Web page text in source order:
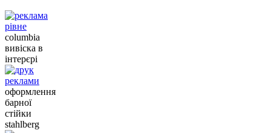
columbia
вивіска в
інтерєрі
оформлення
барної
стійки
stahlberg